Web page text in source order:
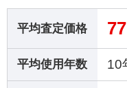
平均査定価格
平均使用年数 10